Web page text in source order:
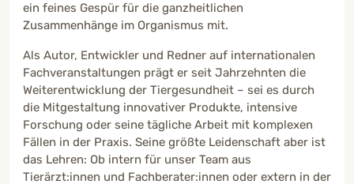
ein feines Gespür für die ganzheitlichen
Zusammenhänge im Organismus mit.
Als Autor, Entwickler und Redner auf internationalen
Fachveranstaltungen prägt er seit Jahrzehnten die
Weiterentwicklung der Tiergesundheit – sei es durch
die Mitgestaltung innovativer Produkte, intensive
Forschung oder seine tägliche Arbeit mit komplexen
Fällen in der Praxis. Seine größte Leidenschaft aber ist
das Lehren: Ob intern für unser Team aus
Tierärzt:innen und Fachberater:innen oder extern in der